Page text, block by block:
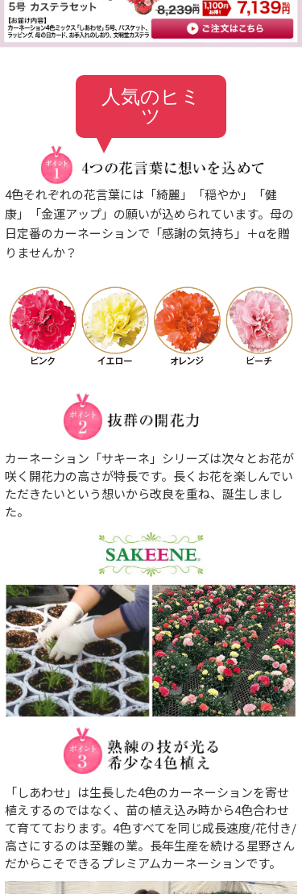
人気のヒミ
ツ
4色それぞれの花言葉には「綺麗」「穏やか」「健
康」「金運アップ」の願いが込められています。 母の
日定番のカーネーションで「感謝の気持ち」＋αを贈
りませんか？
カーネーション「サキーネ」シリーズは次々とお花が
咲く開花力の高さが特長です。 長くお花を楽しんでい
ただきたいという想いから改良を重ね、誕生しまし
た。
「しあわせ」は生長した4色のカーネーションを寄せ
植えするのではなく、苗の植え込み時から4色合わせ
て育てております。4色すべてを同じ成長速度/花付き/
高さにするのは至難の業。長年生産を続ける星野さん
だからこそできるプレミアムカーネーションです。